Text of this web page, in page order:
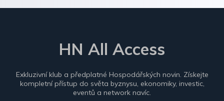
HN All Access
Exkluzivní klub a předplatné Hospodářských novin. Získejte
kompletní přístup do světa byznysu, ekonomiky, investic,
eventů a network navíc.